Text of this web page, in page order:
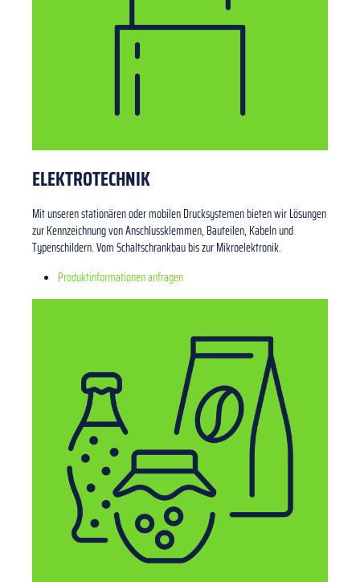
ELEKTROTECHNIK
Mit unseren stationären oder mobilen Drucksystemen bieten wir Lösungen
zur Kennzeichnung von Anschlussklemmen, Bauteilen, Kabeln und
Typenschildern. Vom Schaltschrankbau bis zur Mikroelektronik.
Produktinformationen anfragen